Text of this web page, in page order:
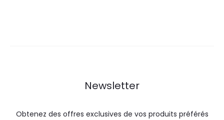
Newsletter
Obtenez des offres exclusives de vos produits préférés